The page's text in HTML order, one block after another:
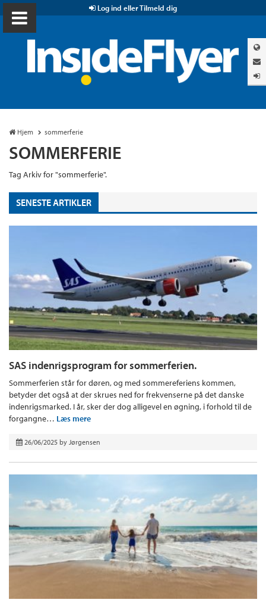
Log ind eller Tilmeld dig
Hjem sommerferie
SOMMERFERIE
Tag Arkiv for "sommerferie".
SENESTE ARTIKLER
SAS indenrigsprogram for sommerferien.
Sommerferien står for døren, og med sommereferiens kommen,
betyder det også at der skrues ned for frekvenserne på det danske
indenrigsmarked. I år, sker der dog alligevel en øgning, i forhold til de
forgangne… Læs mere
26/06/2025 by Jørgensen